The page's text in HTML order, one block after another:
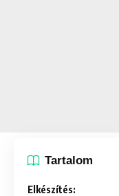
Tartalom
Elkészítés: